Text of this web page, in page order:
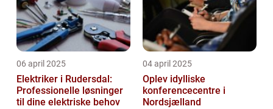
06 april 2025
Elektriker i Rudersdal:
Professionelle løsninger
til dine elektriske behov
04 april 2025
Oplev idylliske
konferencecentre i
Nordsjælland